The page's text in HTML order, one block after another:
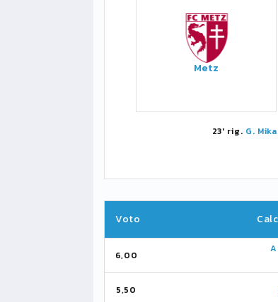
Metz
23' rig. G.
Voto
6,00
5,50